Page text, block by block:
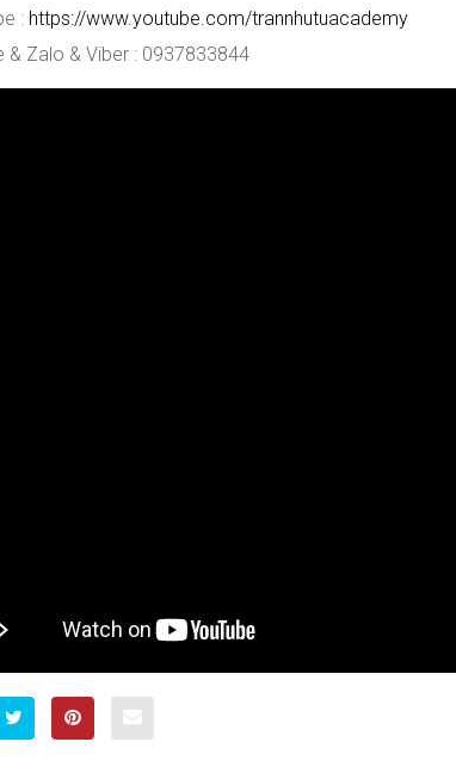
: https://www.youtube.com/trannhutuacademy
& Zalo & Viber : 0937833844